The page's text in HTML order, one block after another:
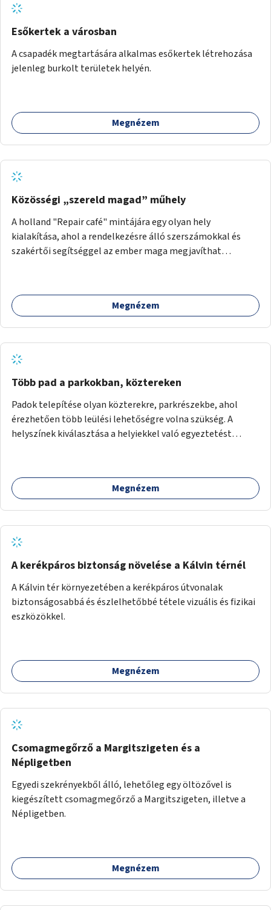
Esőkertek a városban
A csapadék megtartására alkalmas esőkertek létrehozása
jelenleg burkolt területek helyén.
Megnézem
Közösségi „szereld magad” műhely
A holland "Repair café" mintájára egy olyan hely
kialakítása, ahol a rendelkezésre álló szerszámokkal és
szakértői segítséggel az ember maga megjavíthat
egymásnak, megosszák tudásukat.
Megnézem
Több pad a parkokban, köztereken
Padok telepítése olyan közterekre, parkrészekbe, ahol
érezhetően több leülési lehetőségre volna szükség. A
helyszínek kiválasztása a helyiekkel való egyeztetést
Megnézem
A kerékpáros biztonság növelése a Kálvin térnél
A Kálvin tér környezetében a kerékpáros útvonalak
biztonságosabbá és észlelhetőbbé tétele vizuális és fizikai
eszközökkel.
Megnézem
Csomagmegőrző a Margitszigeten és a
Népligetben
Egyedi szekrényekből álló, lehetőleg egy öltözővel is
kiegészített csomagmegőrző a Margitszigeten, illetve a
Népligetben.
Megnézem